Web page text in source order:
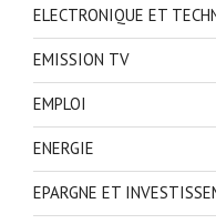
ELECTRONIQUE ET
EMISSION TV
EMPLOI
ENERGIE
EPARGNE ET